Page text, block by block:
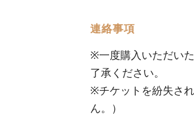
連絡事項
※一度購入いただい
了承ください。
※チケットを紛失さ
ん。）